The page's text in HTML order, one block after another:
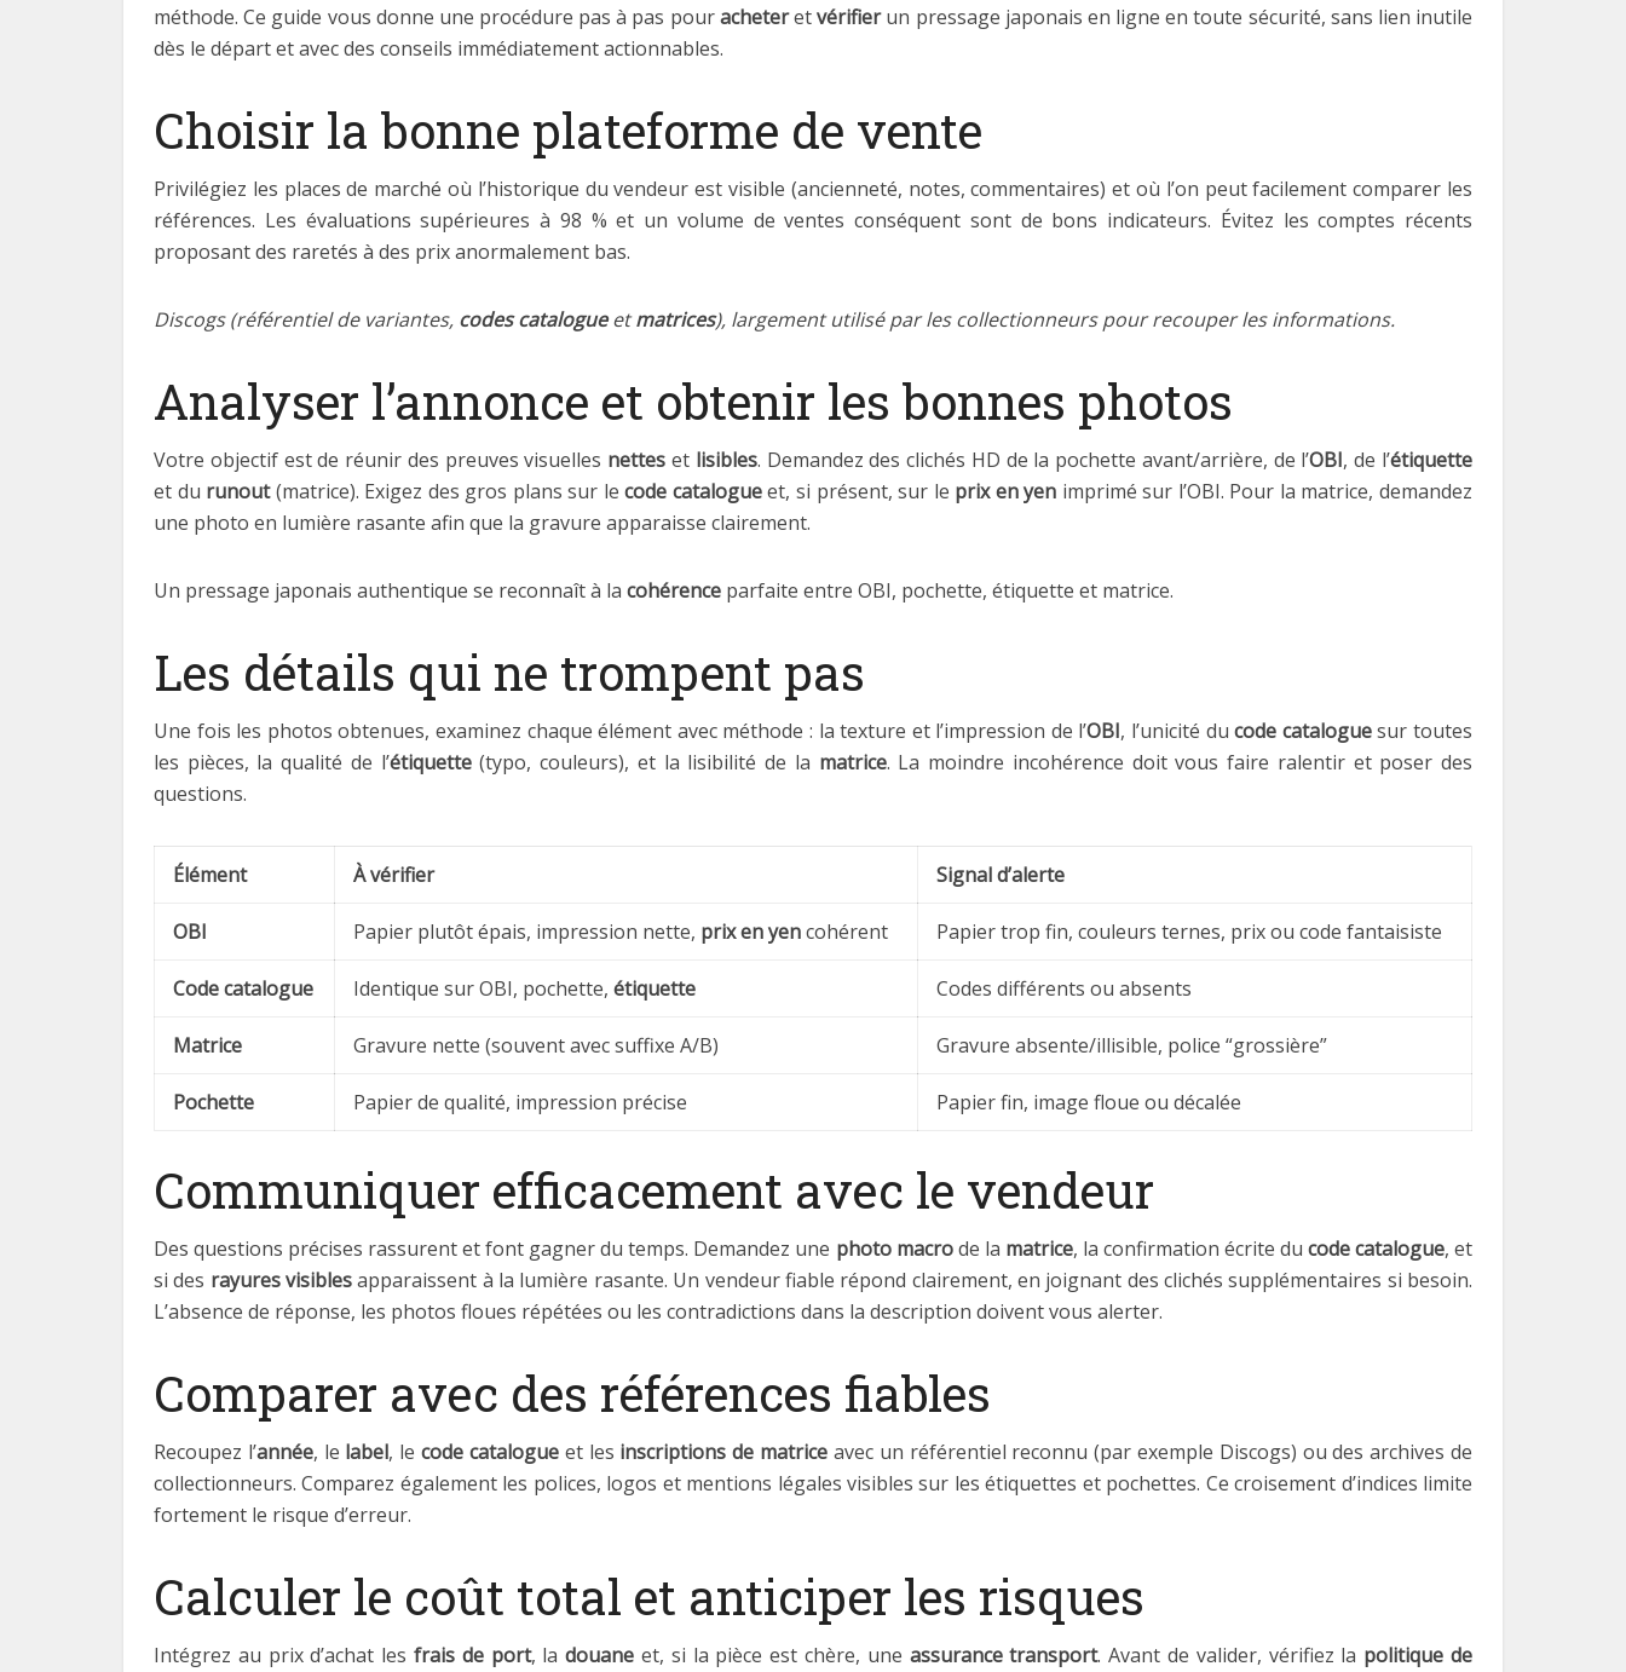
méthode. Ce guide vous donne une procédure pas à pas pouracheteretvérifierun pressage japonais en ligne en toute sécurité, sans lien inutile
dès le départ et avec des conseils immédiatement actionnables.
Choisir la bonne plateforme de vente
Privilégiez les places de marché où l’historique du vendeur est visible (ancienneté, notes, commentaires) et où l’on peut facilement comparer les
références. Les évaluations supérieures à 98 % et un volume de ventes conséquent sont de bons indicateurs. Évitez les comptes récents
proposant des raretés à des prix anormalement bas.
Discogs (référentiel de variantes, codes catalogueetmatrices), largement utilisé par les collectionneurs pour recouper les informations.
Analyser l’annonce et obtenir les bonnes photos
Votre objectif est de réunir des preuves visuelles nettes et lisibles. Demandez des clichés HD de la pochette avant/arrière, de l’OBI, de l’étiquette
et du runout(matrice). Exigez des gros plans sur lecode catalogueet, si présent, sur le prix en yen imprimé sur l’OBI. Pour la matrice, demandez
une photo en lumière rasante afin que la gravure apparaisse clairement.
Un pressage japonais authentique se reconnaît à la cohérence parfaite entre OBI, pochette, étiquette et matrice.
Les détails qui ne trompent pas
Une fois les photos obtenues, examinez chaque élément avec méthode : la texture et l’impression de l’OBI, l’unicité ducode cataloguesur toutes
les pièces, la qualité de l’étiquette(typo, couleurs), et la lisibilité de la matrice. La moindre incohérence doit vous faire ralentir et poser des
questions.
Élément À vérifier Signal d’alerte
OBI Papier plutôt épais, impression nette, prix en yencohérent Papier trop fin, couleurs ternes, prix ou code fantaisiste
Code catalogue Identique sur OBI, pochette, étiquette Codes différents ou absents
Matrice Gravure nette (souvent avec suffixe A/B) Gravure absente/illisible, police “grossière”
Pochette Papier de qualité, impression précise Papier fin, image floue ou décalée
Communiquer efficacement avec le vendeur
Des questions précises rassurent et font gagner du temps. Demandez une photo macrode la matrice, la confirmation écrite du code catalogue, et
si des rayures visiblesapparaissent à la lumière rasante. Un vendeur fiable répond clairement, en joignant des clichés supplémentaires si besoin.
L’absence de réponse, les photos floues répétées ou les contradictions dans la description doivent vous alerter.
Comparer avec des références fiables
Recoupez l’année, le label, lecode catalogueet les inscriptions de matrice avec un référentiel reconnu (par exemple Discogs) ou des archives de
collectionneurs. Comparez également les polices, logos et mentions légales visibles sur les étiquettes et pochettes. Ce croisement d’indices limite
fortement le risque d’erreur.
Calculer le coût total et anticiper les risques
Intégrez au prix d’achat les frais de port, ladouane et, si la pièce est chère, une assurance transport. Avant de valider, vérifiez la politique de